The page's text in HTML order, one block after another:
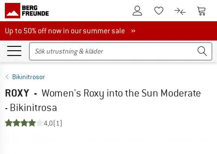
Till kundkontotTill minneslistan.
Till Till
Up to 50% off now in our summer sale
Up to 50% off now in our summer sale »
Bikinitrosor
ROXY - Women's Roxy into the Sun Moderate
- Bikinitrosa
4,0(1)